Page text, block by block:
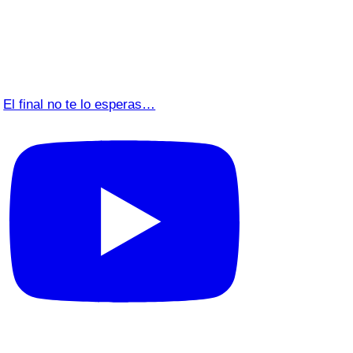
El final no te lo esperas…